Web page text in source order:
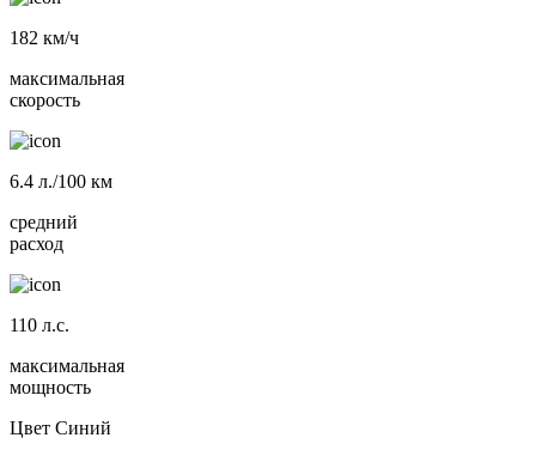
182 км/ч
максимальная
скорость
6.4 л./100 км
средний
расход
110 л.с.
максимальная
мощность
Цвет Синий